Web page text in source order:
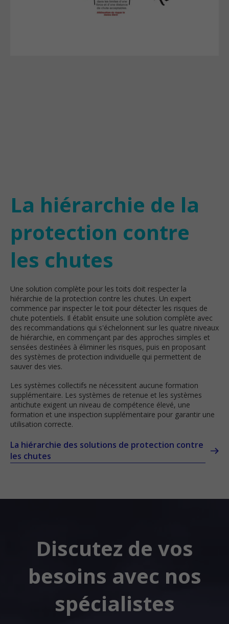
La hiérarchie de la
protection contre
les chutes
Une solution complète pour les toits doit respecter la
hiérarchie de la protection contre les chutes. Un expert
commence par inspecter le toit pour détecter les risques de
chute potentiels. Il établit ensuite une solution complète avec
des recommandations qui s'échelonnent sur les quatre niveaux
de hiérarchie, en commençant par des approches simples et
sensées destinées à éliminer les risques, puis en proposant
des systèmes de protection individuelle qui permettent de
sauver des vies.
Les systèmes collectifs ne nécessitent aucune formation
supplémentaire. Les systèmes de retenue et les systèmes
antichute exigent un niveau de compétence élevé, une
formation et une inspection supplémentaire pour garantir une
utilisation correcte.
La hiérarchie des solutions de protection contre
les chutes
Discutez de vos
besoins avec nos
spécialistes